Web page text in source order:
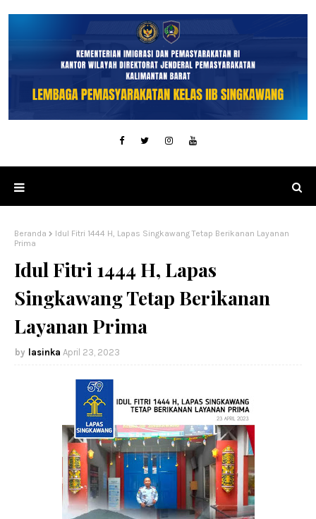
Beranda
Idul Fitri 1444 H, Lapas Singkawang Tetap Berikanan Layanan
Prima
Idul Fitri 1444 H, Lapas
Singkawang Tetap Berikanan
Layanan Prima
lasinka April 23, 2023